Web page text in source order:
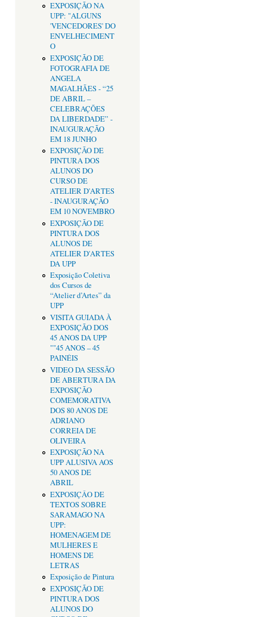
EXPOSIÇÃO NA
UPP: "ALGUNS
'VENCEDORES' DO
ENVELHECIMENT
O
EXPOSIÇÃO DE
FOTOGRAFIA DE
ANGELA
MAGALHÃES - “25
DE ABRIL –
CELEBRAÇÕES
DA LIBERDADE” -
INAUGURAÇÃO
EM 18 JUNHO
EXPOSIÇÃO DE
PINTURA DOS
ALUNOS DO
CURSO DE
ATELIER D'ARTES
- INAUGURAÇÃO
EM 10 NOVEMBRO
EXPOSIÇÃO DE
PINTURA DOS
ALUNOS DE
ATELIER D'ARTES
DA UPP
Exposição Coletiva
dos Cursos de
“Atelier d’Artes” da
UPP
VISITA GUIADA À
EXPOSIÇÃO DOS
45 ANOS DA UPP
""45 ANOS – 45
PAINÉIS
VIDEO DA SESSÃO
DE ABERTURA DA
EXPOSIÇÃO
COMEMORATIVA
DOS 80 ANOS DE
ADRIANO
CORREIA DE
OLIVEIRA
EXPOSIÇÃO NA
UPP ALUSIVA AOS
50 ANOS DE
ABRIL
EXPOSIÇÂO DE
TEXTOS SOBRE
SARAMAGO NA
UPP:
HOMENAGEM DE
MULHERES E
HOMENS DE
LETRAS
Exposição de Pintura
EXPOSIÇÃO DE
PINTURA DOS
ALUNOS DO